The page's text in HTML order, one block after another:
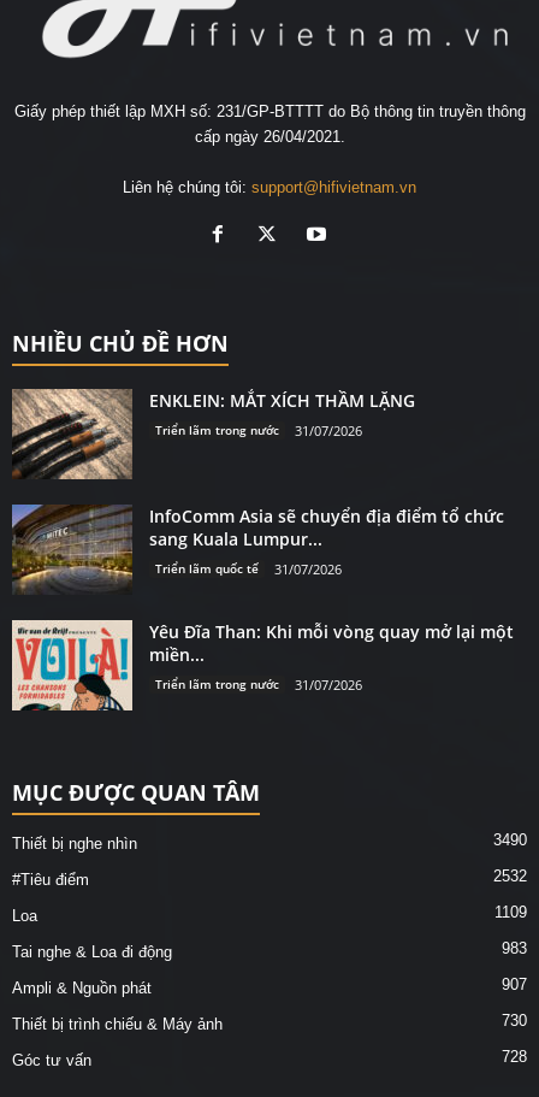
Giấy phép thiết lập MXH số: 231/GP-BTTTT do Bộ thông tin truyền thông
cấp ngày 26/04/2021.
Liên hệ chúng tôi: support@hifivietnam.vn
NHIỀU CHỦ ĐỀ HƠN
ENKLEIN: MẮT XÍCH THẦM LẶNG
Triển lãm trong nước 31/07/2026
InfoComm Asia sẽ chuyển địa điểm tổ chức
sang Kuala Lumpur...
Triển lãm quốc tế 31/07/2026
Yêu Đĩa Than: Khi mỗi vòng quay mở lại một
miền...
Triển lãm trong nước 31/07/2026
MỤC ĐƯỢC QUAN TÂM
Thiết bị nghe nhìn 3490
#Tiêu điểm 2532
Loa 1109
Tai nghe & Loa đi động 983
Ampli & Nguồn phát 907
Thiết bị trình chiếu & Máy ảnh 730
Góc tư vấn 728